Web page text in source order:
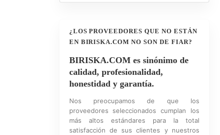
¿LOS PROVEEDORES QUE NO ESTÁN
EN BIRISKA.COM NO SON DE FIAR?
BIRISKA.COM es sinónimo de
calidad, profesionalidad,
honestidad y garantía.
Nos preocupamos de que los
proveedores seleccionados cumplan los
más altos estándares para la total
satisfacción de sus clientes y nuestros